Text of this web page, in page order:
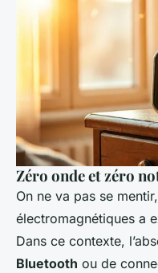
Zéro onde et zéro
On ne va pas se
électromagnétiques a
Dans ce contexte,
Bluetooth ou de